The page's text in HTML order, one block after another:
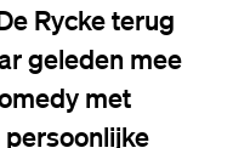
Rycke terug
geleden mee
met